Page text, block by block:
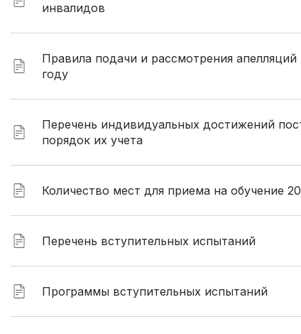
инвалидов
Правила подачи и рассмотрения
году
Перечень индивидуальных достижений
порядок их учета
Количество мест для приема на обучение
Перечень вступительных испытаний
Программы вступительных испытаний